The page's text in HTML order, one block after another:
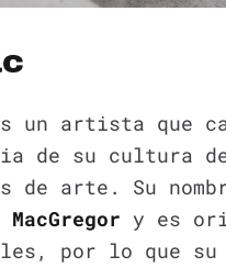
un artista que
de su cultura
de arte. Su
y es
por lo que